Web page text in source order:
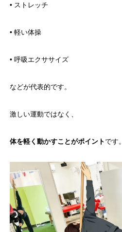
• ストレッチ
• 軽い体操
• 呼吸エクササイズ
などが代表的です。
激しい運動ではなく、
体を軽く動かすことがポイントです。